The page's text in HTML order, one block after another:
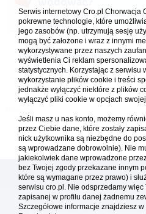
wPlaże & Adriatyk - żeglowanie,
wędkowanie...
Forum Chorwacja Online - Cro.pl
Usuń ciasteczka• Strefa czasowa:
Platforma cro.pl© Chorwacja online™
gromadzą na Twoim komputerze dane
Serwis internetowy Cro.pl Chorwacja
pokrewne technologie, które
jego zasobów (np. utrzymują sesję
mogą być założone i wraz z innymi
wykorzystywane przez naszych
wyświetlenia Ci reklam
statystycznych. Korzystając z
wykorzystanie plików cookie i treści
jednakże wyłączyć niektóre z plików
wyłączyć pliki cookie w opcjach
Jeśli masz u nas konto, możemy
przez Ciebie dane, które zostały
nick użytkownika są niezbędne do
są wprowadzane dobrowolnie). Nie
jakiekolwiek dane wprowadzone
bez Twojej zgody przekazane innym
które są wymagane przez prawo) i
serwisu cro.pl. Nie odsprzedamy
zapisanej w profilu danej żadnemu
Szczegółowe informacje znajdziesz w